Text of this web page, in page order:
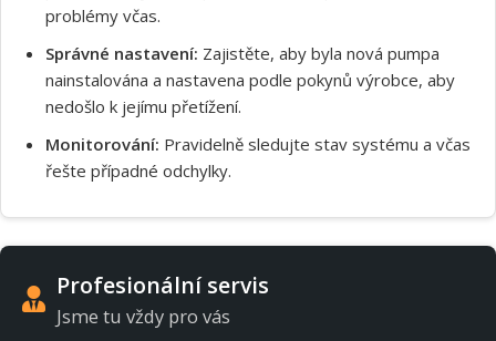
problémy včas.
Správné nastavení: Zajistěte, aby byla nová pumpa
nainstalována a nastavena podle pokynů výrobce, aby
nedošlo k jejímu přetížení.
Monitorování: Pravidelně sledujte stav systému a včas
řešte případné odchylky.
Profesionální servis
Jsme tu vždy pro vás